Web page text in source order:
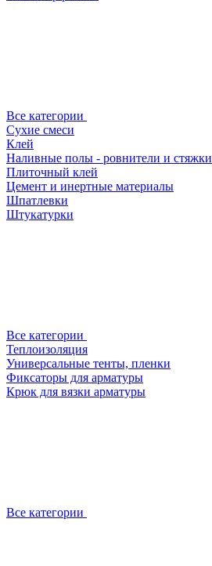
Все категории
Сухие смеси
Клей
Наливные полы - ровнители и стяжки
Плиточный клей
Цемент и инертные материалы
Шпатлевки
Штукатурки
Все категории
Теплоизоляция
Универсальные тенты, пленки
Фиксаторы для арматуры
Крюк для вязки арматуры
Все категории